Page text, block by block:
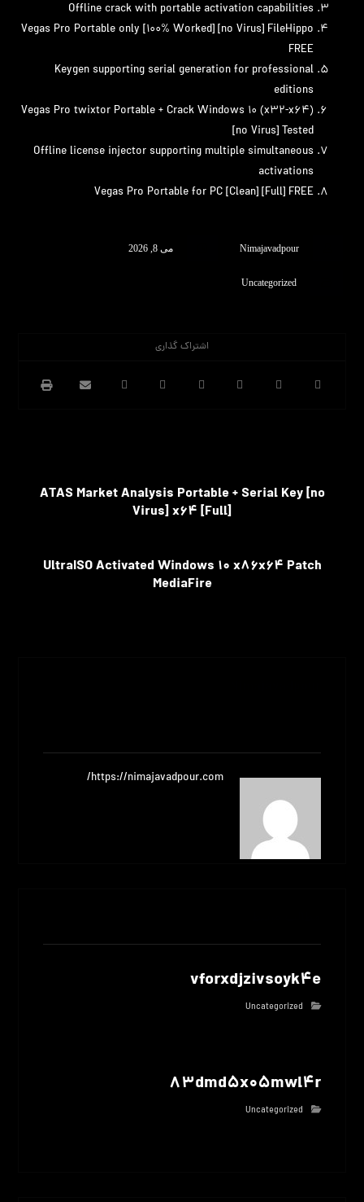
Offline crack with portable activation capabilities
Vegas Pro Portable only [100% Worked] [no Virus] FileHippo
FREE
Keygen supporting serial generation for professional
editions
Vegas Pro twixtor Portable + Crack Windows 10 (x32-x64)
[no Virus] Tested
Offline license injector supporting multiple simultaneous
activations
Vegas Pro Portable for PC [Clean] [Full] FREE
Nimajavadpour می 8, 2026
Uncategorized
ATAS Market Analysis Portable + Serial Key [no
Virus] x64 [Full]
UltraISO Activated Windows 10 x86x64 Patch
MediaFire
https://nimajavadpour.com/
vforxdjzivsoyk4e
Uncategorized
83dmd5x05mwl4r
Uncategorized